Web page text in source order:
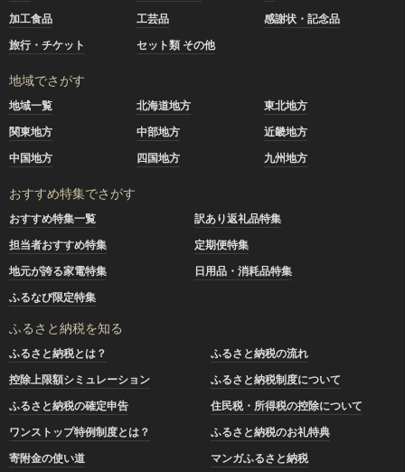
加工食品
工芸品
感謝状・記念品
旅行・チケット
セット類 その他
地域でさがす
地域一覧 北海道地方
東北地方
関東地方
中部地方
近畿地方
中国地方
四国地方 九州地方
おすすめ特集でさがす
おすすめ特集一覧
訳あり返礼品特集
担当者おすすめ特集
定期便特集
地元が誇る家電特集
日用品・消耗品特集
ふるなび限定特集
ふるさと納税を知る
ふるさと納税とは？
ふるさと納税の流れ
控除上限額シミュレーション
ふるさと納税制度について
ふるさと納税の確定申告
住民税・所得税の控除について
ワンストップ特例制度とは？
ふるさと納税のお礼特典
寄附金の使い道
マンガふるさと納税